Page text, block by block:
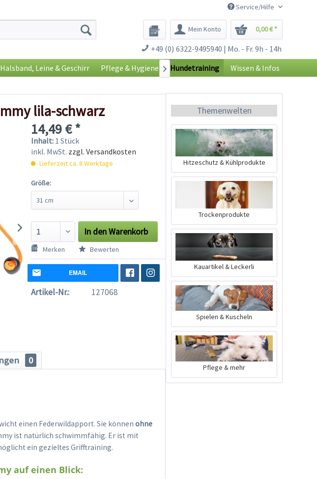
Service/Hilfe
Mein Konto 0,00 € *
+49 (0) 6322-9495940 | Mo. - Fr. 9h - 14h
Halsband, Leine & Geschirr Pflege & Hygiene Hundetraining Wissen & Infos

lila-schwarz
14,49 € *
Inhalt: 1 Stück
inkl. MwSt. zzgl. Versandkosten
Lieferzeit ca. 8 Werktage
Größe:
In den Warenkorb
Merken Bewerten
EMAIL
Artikel-Nr.: 127068
0
einen Federwildapport. Sie könnenohne
ist natürlich schwimmfähig. Er ist mit
ein gezieltes Grifftraining.
auf einen Blick:
Themenwelten
Hitzeschutz & Kühlprodukte
Trockenprodukte
Kauartikel & Leckerli
Spielen & Kuscheln
Pflege & mehr